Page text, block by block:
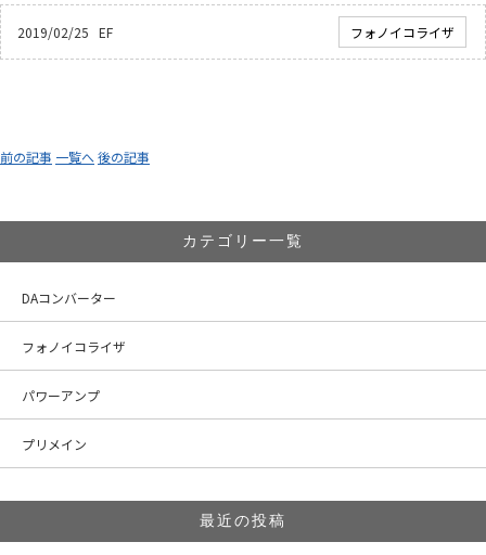
2019/02/25 EF フォノイコライザ
前の記事 一覧へ後の記事
カテゴリー一覧
DAコンバーター
フォノイコライザ
パワーアンプ
プリメイン
最近の投稿